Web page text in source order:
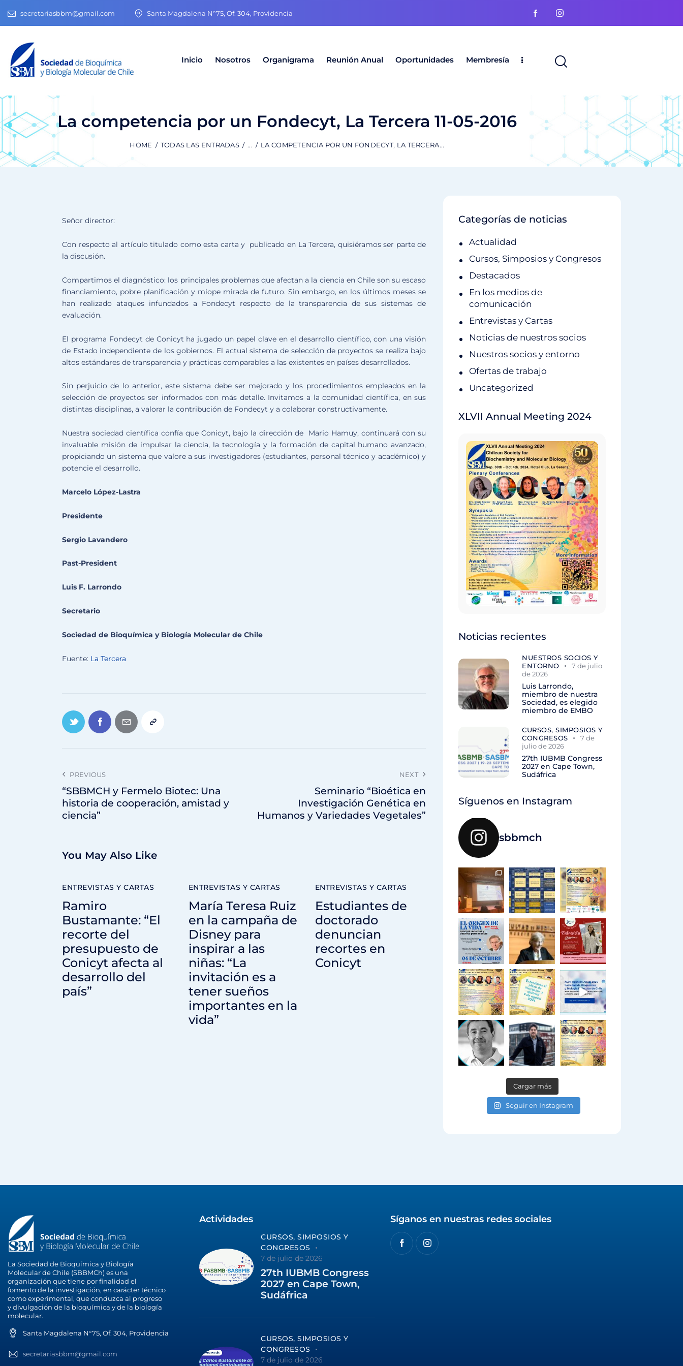
secretariasbbm@gmail.com Santa Magdalena N°75, Of. 304, Providencia
Inicio Nosotros Organigrama Reunión Anual Oportunidades Membresía
La competencia por un Fondecyt, La Tercera 11-05-2016
HOME TODAS LAS ENTRADAS ... LA COMPETENCIA POR UN FONDECYT, LA TERCERA...
Señor director:
Con respecto al artículo titulado como esta carta y publicado en La Tercera, quisiéramos ser parte de
la discusión.
Compartimos el diagnóstico: los principales problemas que afectan a la ciencia en Chile son su escaso
financiamiento, pobre planificación y miope mirada de futuro. Sin embargo, en los últimos meses se
han realizado ataques infundados a Fondecyt respecto de la transparencia de sus sistemas de
evaluación.
El programa Fondecyt de Conicyt ha jugado un papel clave en el desarrollo científico, con una visión
de Estado independiente de los gobiernos. El actual sistema de selección de proyectos se realiza bajo
altos estándares de transparencia y prácticas comparables a las existentes en países desarrollados.
Sin perjuicio de lo anterior, este sistema debe ser mejorado y los procedimientos empleados en la
selección de proyectos ser informados con más detalle. Invitamos a la comunidad científica, en sus
distintas disciplinas, a valorar la contribución de Fondecyt y a colaborar constructivamente.
Nuestra sociedad científica confía que Conicyt, bajo la dirección de Mario Hamuy, continuará con su
invaluable misión de impulsar la ciencia, la tecnología y la formación de capital humano avanzado,
propiciando un sistema que valore a sus investigadores (estudiantes, personal técnico y académico) y
potencie el desarrollo.
Marcelo López-Lastra
Presidente
Sergio Lavandero
Past-President
Luis F. Larrondo
Secretario
Sociedad de Bioquímica y Biología Molecular de Chile
Fuente: La Tercera
PREVIOUS
“SBBMCH y Fermelo Biotec: Una
historia de cooperación, amistad y
ciencia”
NEXT
Seminario “Bioética en
Investigación Genética en
Humanos y Variedades Vegetales”
You May Also Like
ENTREVISTAS Y CARTAS
Ramiro
Bustamante: “El
recorte del
presupuesto de
Conicyt afecta al
desarrollo del
país”
ENTREVISTAS Y CARTAS
María Teresa Ruiz
en la campaña de
Disney para
inspirar a las
niñas: “La
invitación es a
tener sueños
importantes en la
vida”
ENTREVISTAS Y CARTAS
Estudiantes de
doctorado
denuncian
recortes en
Conicyt
Categorías de noticias
Actualidad
Cursos, Simposios y Congresos
Destacados
En los medios de
comunicación
Entrevistas y Cartas
Noticias de nuestros socios
Nuestros socios y entorno
Ofertas de trabajo
Uncategorized
XLVII Annual Meeting 2024
Noticias recientes
NUESTROS SOCIOS Y
ENTORNO
7 de julio
de 2026
Luis Larrondo,
miembro de nuestra
Sociedad, es elegido
miembro de EMBO
CURSOS, SIMPOSIOS Y
CONGRESOS
7 de
julio de 2026
27th IUBMB Congress
2027 en Cape Town,
Sudáfrica
Síguenos en Instagram
sbbmch
Cargar más
Seguir en Instagram
La Sociedad de Bioquímica y Biología
Molecular de Chile (SBBMCh) es una
organización que tiene por finalidad el
fomento de la investigación, en carácter técnico
como experimental, que conduzca al progreso
y divulgación de la bioquímica y de la biología
molecular.
Santa Magdalena N°75, Of. 304, Providencia
secretariasbbm@gmail.com
Actividades
CURSOS, SIMPOSIOS Y
CONGRESOS
7 de julio de 2026
27th IUBMB Congress
2027 en Cape Town,
Sudáfrica
CURSOS, SIMPOSIOS Y
CONGRESOS
7 de julio de 2026
Síganos en nuestras redes sociales